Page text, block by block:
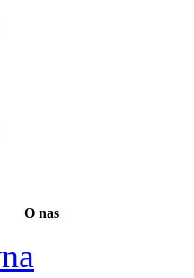
O nas